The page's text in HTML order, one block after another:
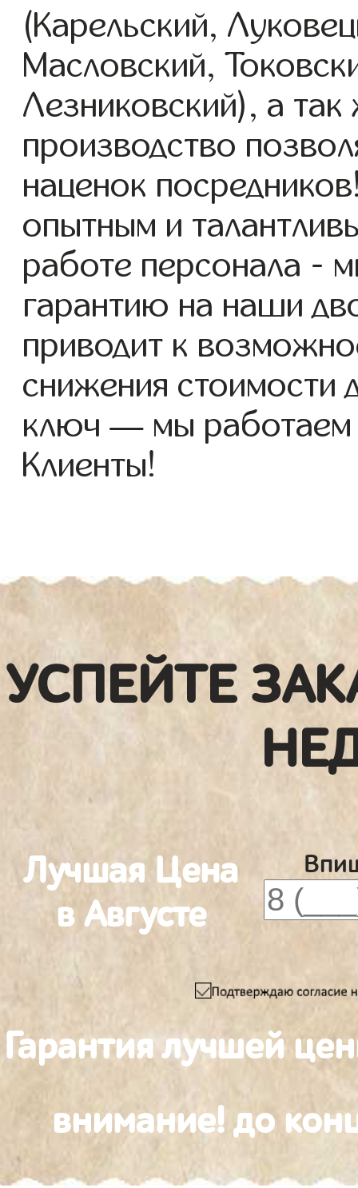
(Карельский,
Масловский,
Лезниковский), а
производство
наценок
опытным и
работе персонала -
гарантию на наши
приводит к
снижения стоимости
ключ — мы
Клиенты!
УСПЕЙТЕ
Лучшая Цена
в Августе
Гарантия лучшей
внимание! до